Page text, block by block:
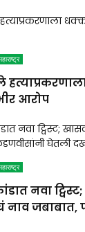
आरोप
नवा
नाव जबाबात,